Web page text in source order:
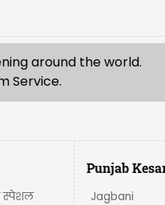
around the world.
Service.
स्पेशल
Punjab
Jagbani